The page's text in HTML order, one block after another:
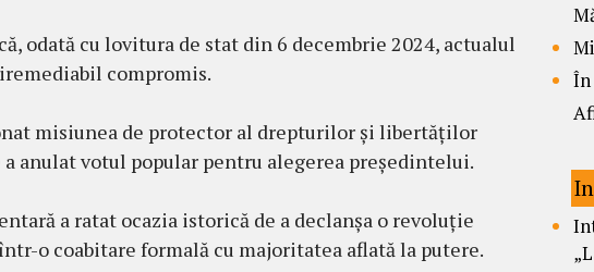
odată cu lovitura de stat din 6 decembrie 2024, actualul
compromis.
misiunea de protector al drepturilor și libertăților
anulat votul popular pentru alegerea președintelui.
a ratat ocazia istorică de a declanșa o revoluție
o coabitare formală cu majoritatea aflată la putere.
În